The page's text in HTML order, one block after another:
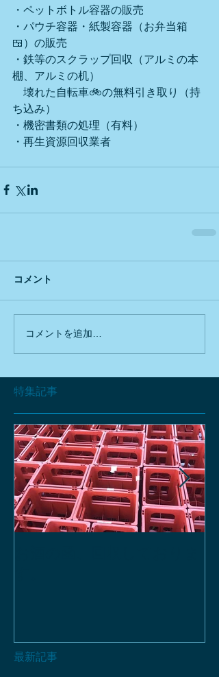
最新記事
特集記事
・ペットボトル容器の販売
・パウチ容器・紙製容器（お弁当箱
🍱）の販売
・鉄等のスクラップ回収（アルミの本
棚、アルミの机）
壊れた自転車🚲の無料引き取り（持
ち込み）
・機密書類の処理（有料）
・再生資源回収業者
コメント
コメントを追加…